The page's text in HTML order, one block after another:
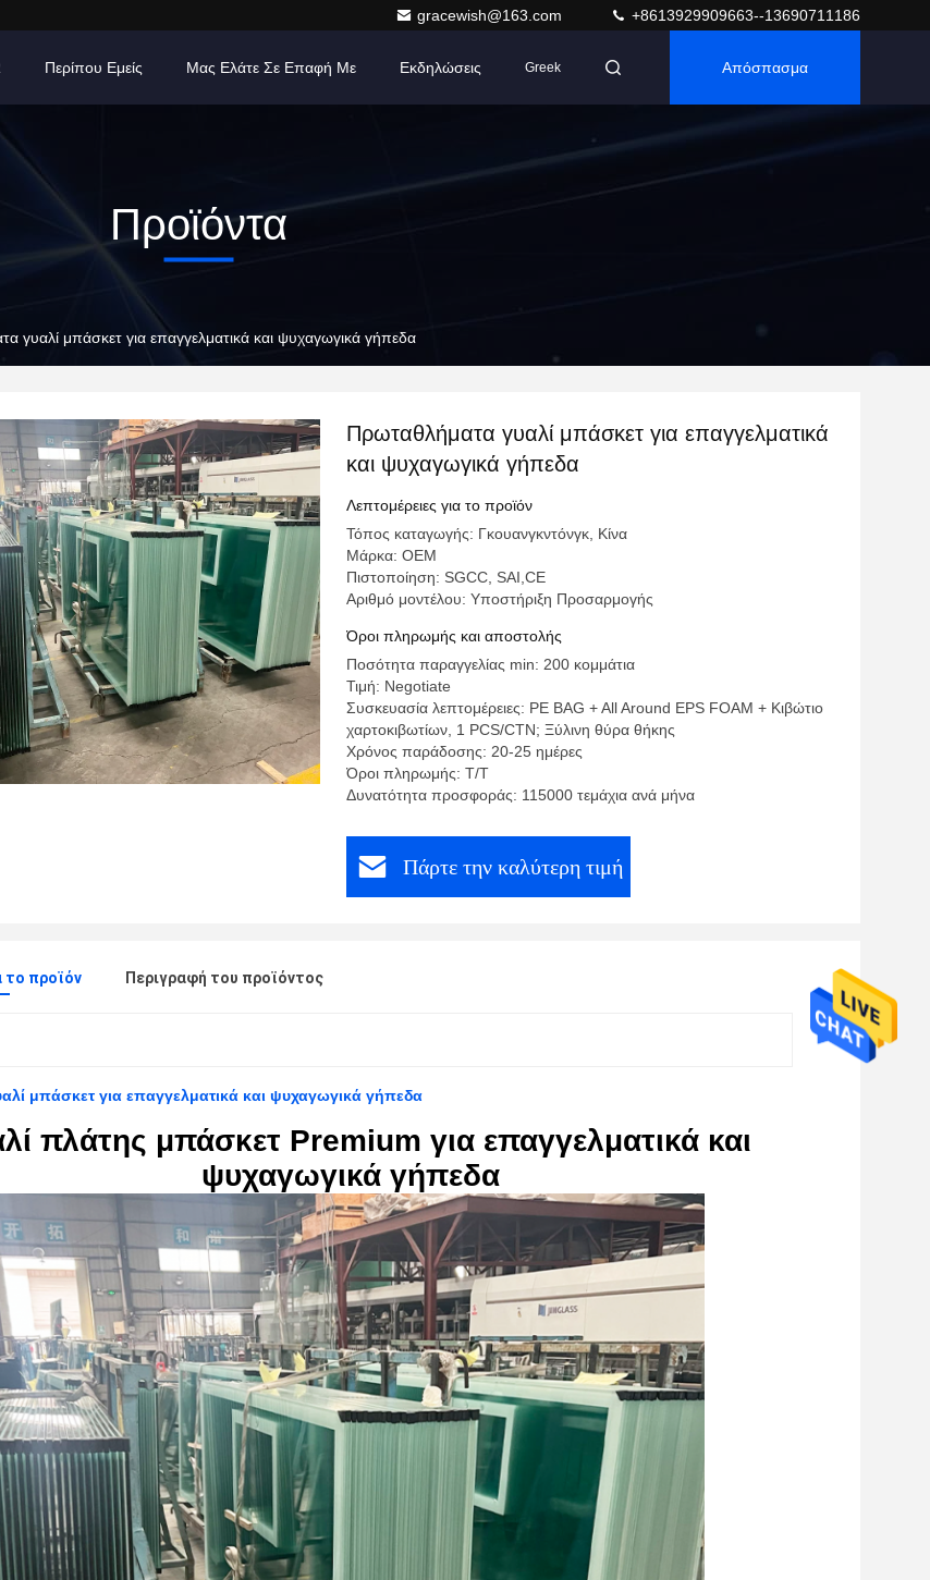
gracewish@163.com +8613929909663--13690711186
Περίπου Εμείς Μας Ελάτε Σε Επαφή Με Εκδηλώσεις Greek Απόσπασμα
Προϊόντα
γυαλί μπάσκετ για επαγγελματικά και ψυχαγωγικά γήπεδα
Πρωταθλήματα γυαλί μπάσκετ για επαγγελματικά
και ψυχαγωγικά γήπεδα
Λεπτομέρειες για το προϊόν
Τόπος καταγωγής: Γκουανγκντόνγκ, Κίνα
Μάρκα: OEM
Πιστοποίηση: SGCC, SAI,CE
Αριθμό μοντέλου: Υποστήριξη Προσαρμογής
Όροι πληρωμής και αποστολής
Ποσότητα παραγγελίας min: 200 κομμάτια
Τιμή: Negotiate
Συσκευασία λεπτομέρειες: PE BAG + All Around EPS FOAM + Κιβώτιο
χαρτοκιβωτίων, 1 PCS/CTN; Ξύλινη θύρα θήκης
Χρόνος παράδοσης: 20-25 ημέρες
Όροι πληρωμής: T/T
Δυνατότητα προσφοράς: 115000 τεμάχια ανά μήνα
Πάρτε την καλύτερη τιμή
το προϊόν Περιγραφή του προϊόντος
μπάσκετ για επαγγελματικά και ψυχαγωγικά γήπεδα
πλάτης μπάσκετ Premium για επαγγελματικά και
ψυχαγωγικά γήπεδα